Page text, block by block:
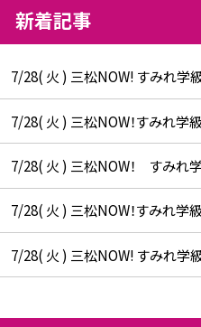
新着記事
7/28( 火 ) 三松NOW! すみれ
7/28( 火 ) 三松NOW！すみれ
7/28( 火 ) 三松NOW！ すみ
7/28( 火 ) 三松NOW！すみれ
7/28( 火 ) 三松NOW! すみれ